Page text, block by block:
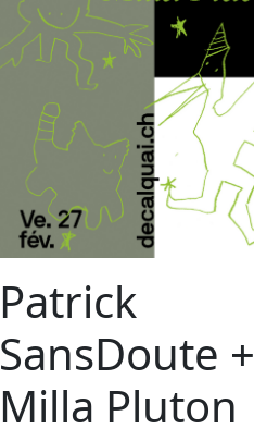
Patrick
SansDoute +
Milla Pluton